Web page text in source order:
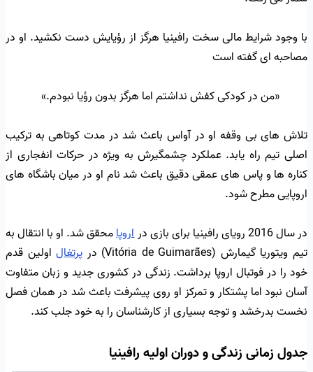
با وجود شرایط مالی سخت رافینیا هرگز از رؤیایش دست نکشید. او در
مصاحبه ای گفته است
«من در کودکی کفش نداشتم اما هرگز بدون رؤیا نبودم.»
تلاش های بی وقفه او در آواس باعث شد در مدت کوتاهی به ترکیب
اصلی تیم راه یابد. عملکرد چشمگیرش به ویژه در حرکات انفجاری از
کناره ها و پاس های عمقی دقیق باعث شد نام او در میان باشگاه های
اروپایی مطرح شود.
در سال 2016 رویای رافینیا برای بازی در اروپامحقق شد. او با انتقال به
تیم ویتوریا گیمارش (Vitória de Guimarães) در
پرتغالاولین قدم
خود را در فوتبال اروپا برداشت. زندگی در کشوری جدید و زبان متفاوت
آسان نبود اما پشتکار و تمرکز او روی پیشرفت باعث شد در همان فصل
نخست بدرخشد و توجه بسیاری از کارشناسان را به خود جلب کند.
جدول زمانی زندگی و دوران اولیه رافینیا